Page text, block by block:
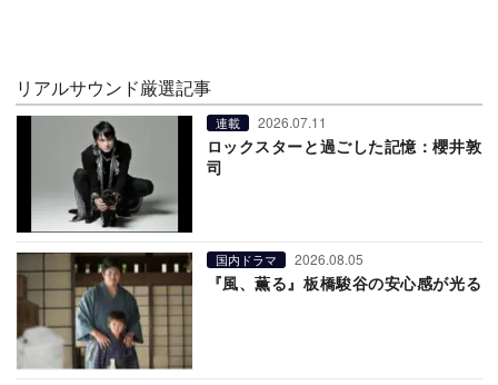
リアルサウンド厳選記事
連載 2026.07.11
ロックスターと過ごした記憶：櫻井敦
司
国内ドラマ 2026.08.05
『風、薫る』板橋駿谷の安心感が光る